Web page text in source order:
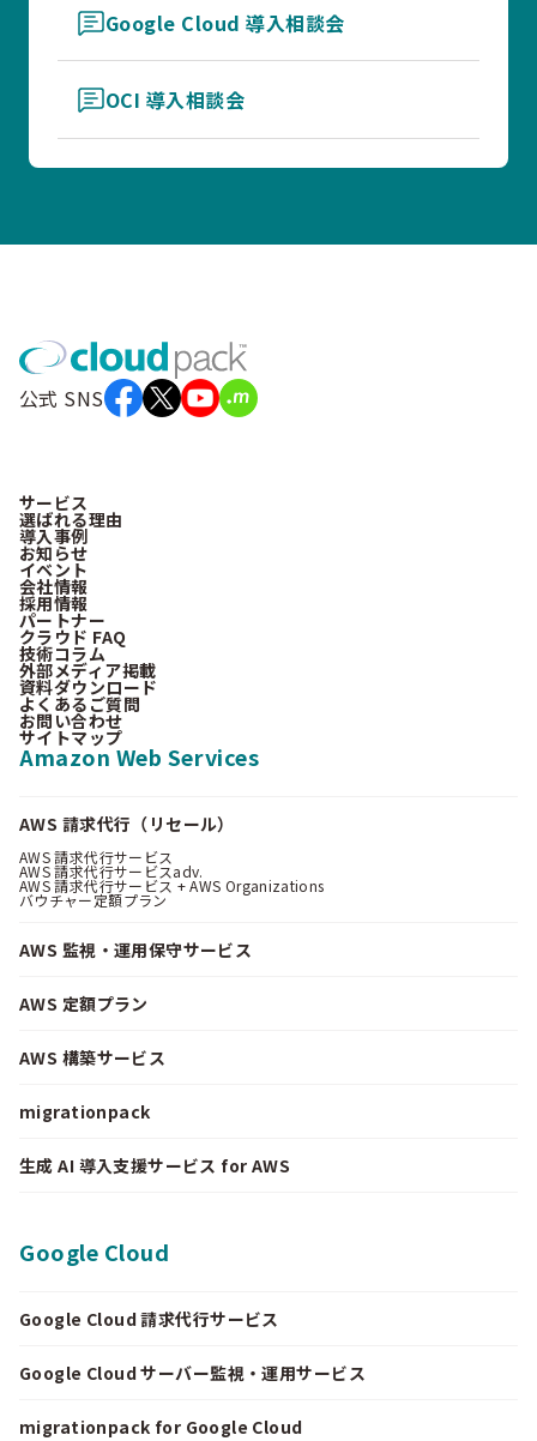
Google Cloud 導入相談会
OCI 導入相談会
公式 SNS
サービス
選ばれる理由
導入事例
お知らせ
イベント
会社情報
採用情報
パートナー
クラウド FAQ
技術コラム
外部メディア掲載
資料ダウンロード
よくあるご質問
お問い合わせ
サイトマップ
Amazon Web Services
AWS 請求代行（リセール）
AWS 請求代行サービス
AWS 請求代行サービスadv.
AWS 請求代行サービス + AWS Organizations
バウチャー定額プラン
AWS 監視・運用保守サービス
AWS 定額プラン
AWS 構築サービス
migrationpack
生成 AI 導入支援サービス for AWS
Google Cloud
Google Cloud 請求代行サービス
Google Cloud サーバー監視・運用サービス
migrationpack for Google Cloud